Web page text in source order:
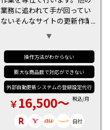
業務に追われて手が回ってい
ないそんなサイトの更新作業
を行います。リソース不足解
決におすすめ。 お悩みに応じ
てお見積り致します。
操作方法がわからない
膨大な商品数で対応ができない
外部自動更新システムの登録設定代行
16,500～ 税込/月
自社